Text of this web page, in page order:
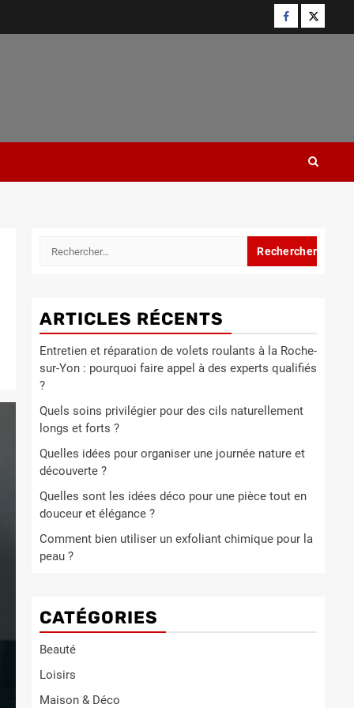
Facebook
Twitter
Rechercher :
ARTICLES RÉCENTS
Entretien et réparation de volets roulants à la Roche-
sur-Yon : pourquoi faire appel à des experts qualifiés
?
Quels soins privilégier pour des cils naturellement
longs et forts ?
Quelles idées pour organiser une journée nature et
découverte ?
Quelles sont les idées déco pour une pièce tout en
douceur et élégance ?
Comment bien utiliser un exfoliant chimique pour la
peau ?
CATÉGORIES
Beauté
Loisirs
Maison & Déco